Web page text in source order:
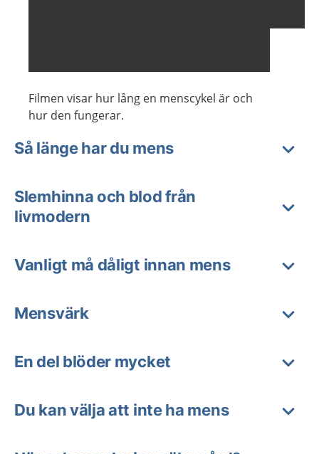
Filmen visar hur lång en menscykel är och
hur den fungerar.
Så länge har du mens
Slemhinna och blod från
livmodern
Vanligt må dåligt innan mens
Mensvärk
En del blöder mycket
Du kan välja att inte ha mens